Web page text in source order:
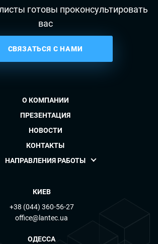
готовы проконсультировать
вас
СВЯЗАТЬСЯ С НАМИ
НАПРАВЛЕНИЯ РАБОТЫ
О КОМПАНИИ
ПРЕЗЕНТАЦИЯ
НОВОСТИ
КОНТАКТЫ
КИЕВ
+38 (044) 360-56-27
office@lantec.ua
ОДЕССА